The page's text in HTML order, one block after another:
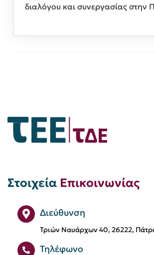
διαλόγου και συνεργασίας στην
Στοιχεία Επικοινωνίας
Διεύθυνση
Τριών Ναυάρχων 40, 26222,
Τηλέφωνο